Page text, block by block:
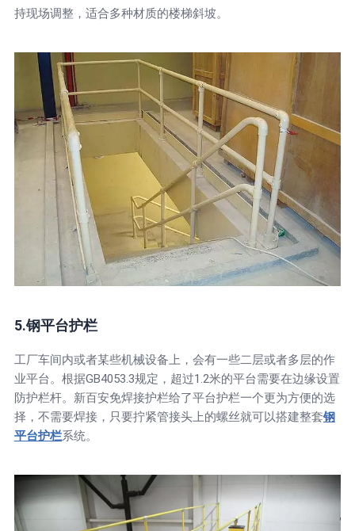
持现场调整，适合多种材质的楼梯斜坡。
5.钢平台护栏
工厂车间内或者某些机械设备上，会有一些二层或者多层的作
业平台。根据GB4053.3规定，超过1.2米的平台需要在边缘设置
防护栏杆。新百安免焊接护栏给了平台护栏一个更为方便的选
择，不需要焊接，只要拧紧管接头上的螺丝就可以搭建整套钢
平台护栏系统。